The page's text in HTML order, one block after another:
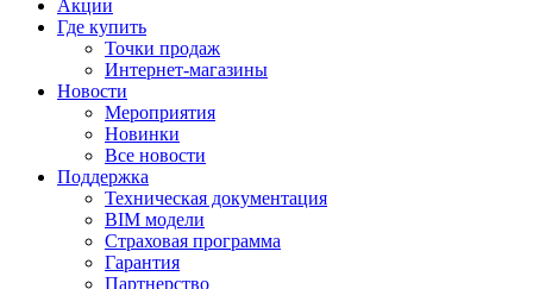
Акции
Где купить
Точки продаж
Интернет-магазины
Новости
Мероприятия
Новинки
Все новости
Поддержка
Техническая документация
BIM модели
Страховая программа
Гарантия
Партнерство